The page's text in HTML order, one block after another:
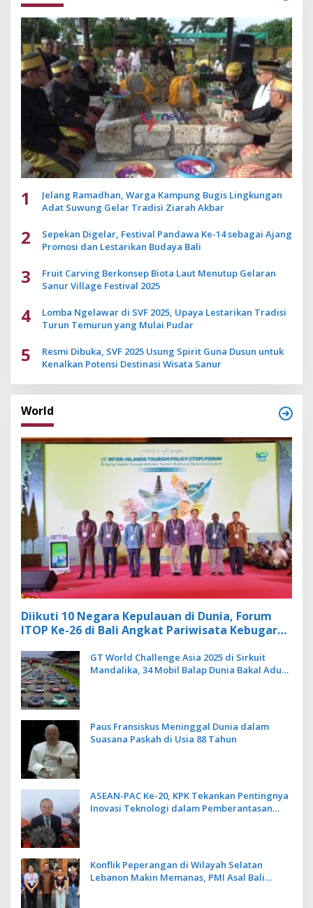
1
Jelang Ramadhan, Warga Kampung Bugis Lingkungan
Adat Suwung Gelar Tradisi Ziarah Akbar
2
Sepekan Digelar, Festival Pandawa Ke-14 sebagai Ajang
Promosi dan Lestarikan Budaya Bali
3
Fruit Carving Berkonsep Biota Laut Menutup Gelaran
Sanur Village Festival 2025
4
Lomba Ngelawar di SVF 2025, Upaya Lestarikan Tradisi
Turun Temurun yang Mulai Pudar
5
Resmi Dibuka, SVF 2025 Usung Spirit Guna Dusun untuk
Kenalkan Potensi Destinasi Wisata Sanur
World
Diikuti 10 Negara Kepulauan di Dunia, Forum
ITOP Ke-26 di Bali Angkat Pariwisata Kebugaran
GT World Challenge Asia 2025 di Sirkuit
Mandalika, 34 Mobil Balap Dunia Bakal Adu
Paus Fransiskus Meninggal Dunia dalam
Suasana Paskah di Usia 88 Tahun
ASEAN-PAC Ke-20, KPK Tekankan Pentingnya
Inovasi Teknologi dalam Pemberantasan
Konflik Peperangan di Wilayah Selatan
Lebanon Makin Memanas, PMI Asal Bali